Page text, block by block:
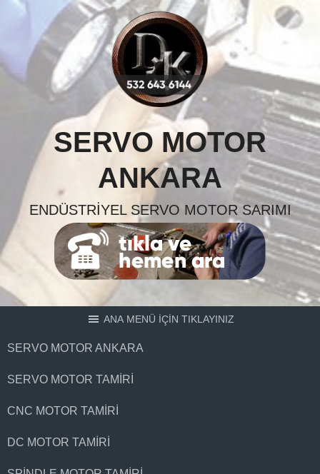
Skip
content
SERVO MOTOR
ANKARA
ENDÜSTRIYEL SERVO MOTOR SARIMI
ANA MENÜ İÇİN TIKLAYINIZ
SERVO MOTOR ANKARA
SERVO MOTOR TAMIRI
CNC MOTOR TAMIRI
DC MOTOR TAMIRI